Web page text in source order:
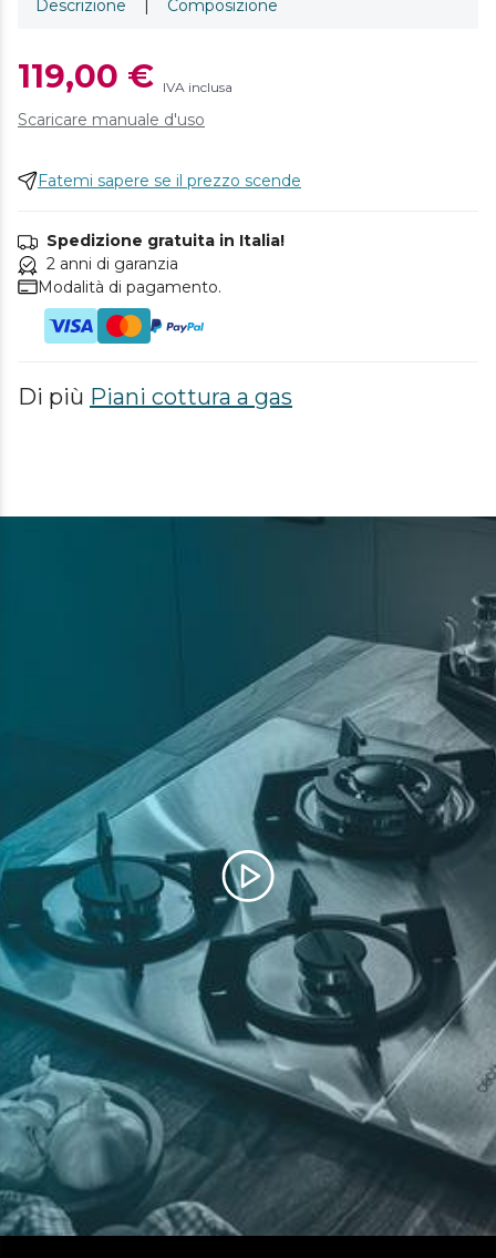
Descrizione Composizione
119,00 € IVA inclusa
Scaricare manuale d'uso
Fatemi sapere se il prezzo scende
Spedizione gratuita in Italia!
2 anni di garanzia
Modalità di pagamento.
Di più Piani cottura a gas